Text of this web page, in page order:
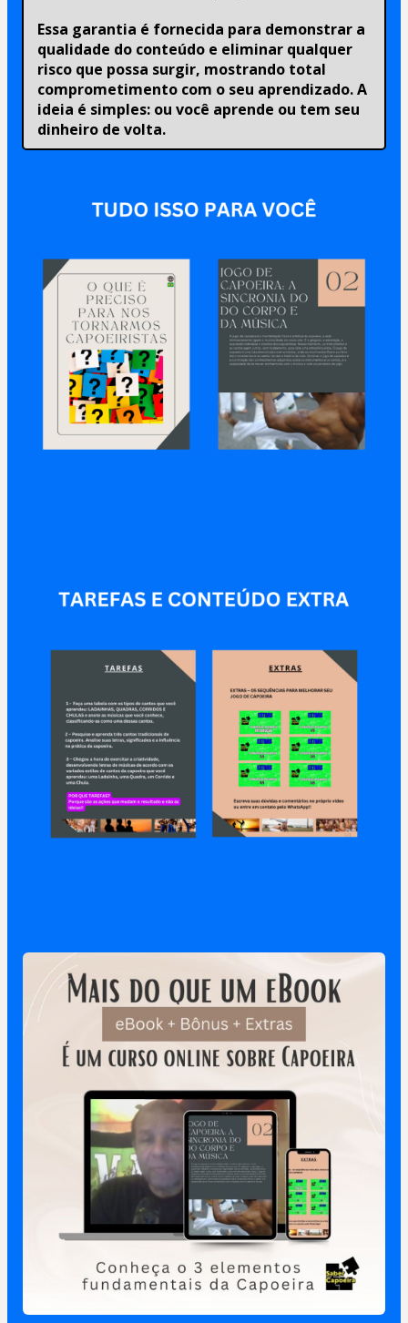
​Essa garantia é fornecida para demonstrar a
qualidade do conteúdo e eliminar qualquer
risco que possa surgir, mostrando total
comprometimento com o seu aprendizado. A
ideia é simples: ou você aprende ou tem seu
dinheiro de volta.